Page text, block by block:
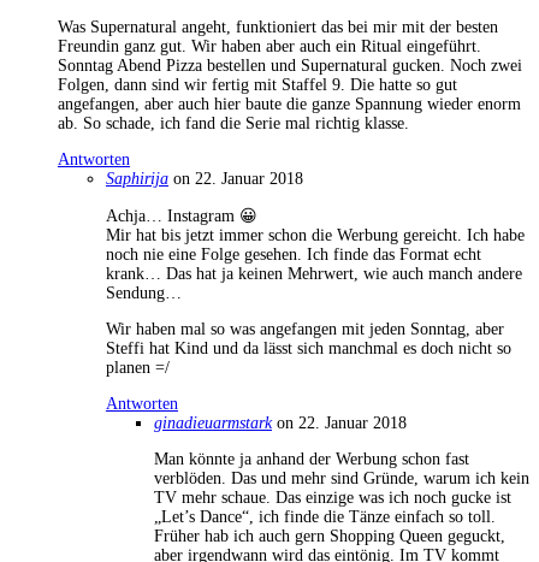
Was Supernatural angeht, funktioniert das bei mir mit der besten
Freundin ganz gut. Wir haben aber auch ein Ritual eingeführt.
Sonntag Abend Pizza bestellen und Supernatural gucken. Noch zwei
Folgen, dann sind wir fertig mit Staffel 9. Die hatte so gut
angefangen, aber auch hier baute die ganze Spannung wieder enorm
ab. So schade, ich fand die Serie mal richtig klasse.
Antworten
Saphirija on 22. Januar 2018
Achja… Instagram 😀
Mir hat bis jetzt immer schon die Werbung gereicht. Ich habe
noch nie eine Folge gesehen. Ich finde das Format echt
krank… Das hat ja keinen Mehrwert, wie auch manch andere
Sendung…
Wir haben mal so was angefangen mit jeden Sonntag, aber
Steffi hat Kind und da lässt sich manchmal es doch nicht so
planen =/
Antworten
ginadieuarmstark on 22. Januar 2018
Man könnte ja anhand der Werbung schon fast
verblöden. Das und mehr sind Gründe, warum ich kein
TV mehr schaue. Das einzige was ich noch gucke ist
„Let’s Dance“, ich finde die Tänze einfach so toll.
Früher hab ich auch gern Shopping Queen geguckt,
aber irgendwann wird das eintönig. Im TV kommt